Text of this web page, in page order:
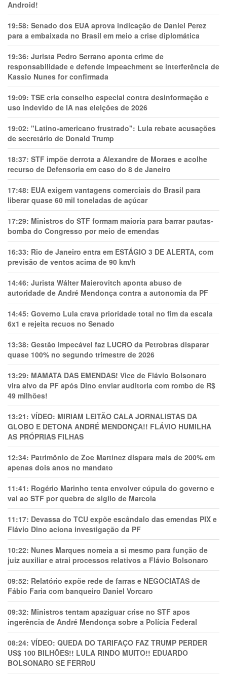
Android!
19:58: Senado dos EUA aprova indicação de Daniel Perez
para a embaixada no Brasil em meio a crise diplomática
19:36: Jurista Pedro Serrano aponta crime de
responsabilidade e defende impeachment se interferência de
Kassio Nunes for confirmada
19:09: TSE cria conselho especial contra desinformação e
uso indevido de IA nas eleições de 2026
19:02: "Latino-americano frustrado": Lula rebate acusações
de secretário de Donald Trump
18:37: STF impõe derrota a Alexandre de Moraes e acolhe
recurso de Defensoria em caso do 8 de Janeiro
17:48: EUA exigem vantagens comerciais do Brasil para
liberar quase 60 mil toneladas de açúcar
17:29: Ministros do STF formam maioria para barrar pautas-
bomba do Congresso por meio de emendas
16:33: Rio de Janeiro entra em ESTÁGIO 3 DE ALERTA, com
previsão de ventos acima de 90 km/h
14:46: Jurista Wálter Maierovitch aponta abuso de
autoridade de André Mendonça contra a autonomia da PF
14:45: Governo Lula crava prioridade total no fim da escala
6x1 e rejeita recuos no Senado
13:38: Gestão impecável faz LUCRO da Petrobras disparar
quase 100% no segundo trimestre de 2026
13:29: MAMATA DAS EMENDAS! Vice de Flávio Bolsonaro
vira alvo da PF após Dino enviar auditoria com rombo de R$
49 milhões!
13:21: VÍDEO: MIRIAM LEITÃO CALA JORNALISTAS DA
GLOBO E DETONA ANDRÉ MENDONÇA!! FLÁVIO HUMILHA
AS PRÓPRIAS FILHAS
12:34: Patrimônio de Zoe Martínez dispara mais de 200% em
apenas dois anos no mandato
11:41: Rogério Marinho tenta envolver cúpula do governo e
vai ao STF por quebra de sigilo de Marcola
11:17: Devassa do TCU expõe escândalo das emendas PIX e
Flávio Dino aciona investigação da PF
10:22: Nunes Marques nomeia a si mesmo para função de
juiz auxiliar e atrai processos relativos a Flávio Bolsonaro
09:52: Relatório expõe rede de farras e NEGOCIATAS de
Fábio Faria com banqueiro Daniel Vorcaro
09:32: Ministros tentam apaziguar crise no STF apos
ingerência de André Mendonça sobre a Polícia Federal
08:24: VÍDEO: QUEDA DO TARIFAÇO FAZ TRUMP PERDER
US$ 100 BILHÕES!! LULA RINDO MUITO!! EDUARDO
BOLSONARO SE FERR0U